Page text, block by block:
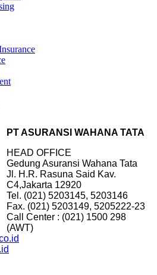
PT ASURANSI WAHANA TATA
HEAD OFFICE
Gedung Asuransi Wahana Tata
Jl. H.R. Rasuna Said Kav.
C4,Jakarta 12920
Tel. (021) 5203145, 5203146
Fax. (021) 5203149, 5205222-23
Call Center : (021) 1500 298
(AWT)